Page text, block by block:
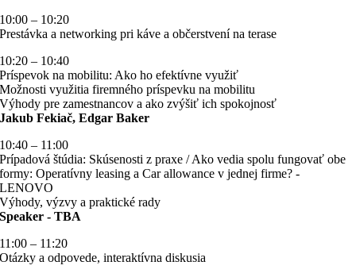
10:00 – 10:20
Prestávka a networking pri káve a občerstvení na terase
10:20 – 10:40
Príspevok na mobilitu: Ako ho efektívne využiť
Možnosti využitia firemného príspevku na mobilitu
Výhody pre zamestnancov a ako zvýšiť ich spokojnosť
Jakub Fekiač, Edgar Baker
10:40 – 11:00
Prípadová štúdia: Skúsenosti z praxe / Ako vedia spolu fungovať obe
formy: Operatívny leasing a Car allowance v jednej firme? -
LENOVO
Výhody, výzvy a praktické rady
Speaker - TBA
11:00 – 11:20
Otázky a odpovede, interaktívna diskusia